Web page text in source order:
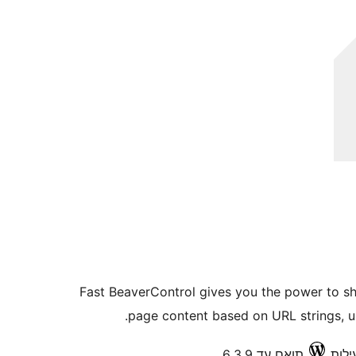
Fast BeaverControl gives you the power to
page content based on URL strings,